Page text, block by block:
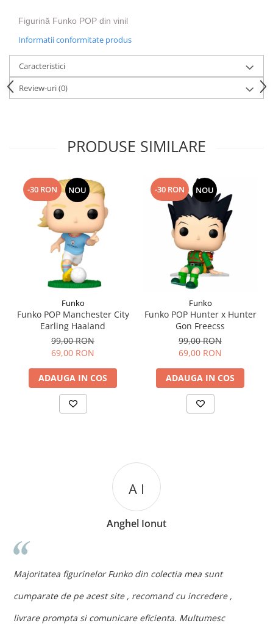
Figurină Funko POP din vinil
Informatii conformitate produs
Caracteristici
Review-uri(0)
PRODUSE SIMILARE
-30 RON NOU
Funko
Funko POP Manchester City
Earling Haaland
99,00 RON
69,00 RON
ADAUGA IN COS
-30 RON NOU
Funko
Funko POP Hunter x Hunter
Gon Freecss
99,00 RON
69,00 RON
ADAUGA IN COS
A I
Anghel Ionut
Majoritatea figurinelor Funko din colectia mea sunt
cumparate de pe acest site , recomand cu incredere ,
livrare prompta si comunicare eficienta. Multumesc